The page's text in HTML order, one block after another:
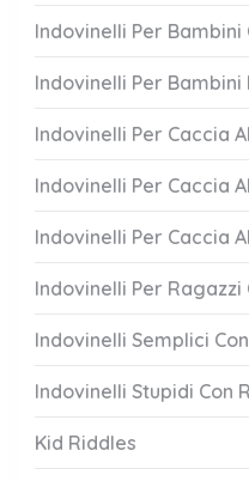
Indovinelli Per Bambini
Indovinelli Per Bambini
Indovinelli Per Caccia
Indovinelli Per Caccia
Indovinelli Per Caccia
Indovinelli Per Ragazzi
Indovinelli Semplici
Indovinelli Stupidi Con
Kid Riddles